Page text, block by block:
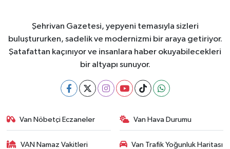
Şehrivan Gazetesi, yepyeni temasıyla sizleri
buluştururken, sadelik ve modernizmi bir araya getiriyor.
Şatafattan kaçınıyor ve insanlara haber okuyabilecekleri
bir altyapı sunuyor.
Van Nöbetçi Eczaneler Van Hava Durumu
VAN Namaz Vakitleri Van Trafik Yoğunluk Haritası